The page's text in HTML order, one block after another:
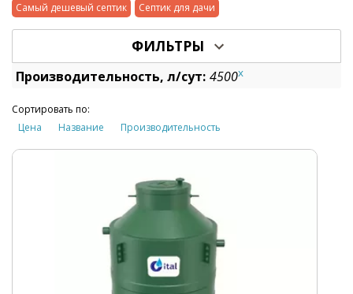
Самый дешевый септик
Септик для дачи
ФИЛЬТРЫ
Производительность, л/сут: 4500x
Сортировать по:
Цена
Название Производительность